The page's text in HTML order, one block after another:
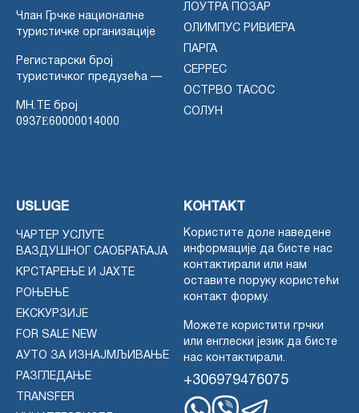
Члан Грчке националне
туристичке организације
Регистарски број
туристичког предузећа —
MH.TE број
0937Ε60000014000
ЛОУТРА ПОЗАР
ОЛИМПУС РИВИЕРА
ПАРГА
СЕРРЕС
ОСТРВО ТАСОС
СОЛУН
USLUGE
ЧАРТЕР УСЛУГЕ
ВАЗДУШНОГ САОБРАЋАЈА
КРСТАРЕЊЕ И ЈАХТЕ
РОЊЕЊЕ
ЕКСКУРЗИЈЕ
FOR SALE NEW
АУТО ЗА ИЗНАЈМЉИВАЊЕ
РАЗГЛЕДАЊЕ
TRANSFER
КОНТАКТ
Користите доле наведене
информације да бисте нас
контактирали или нам
оставите поруку користећи
контакт форму.
Можете користити грчки
или енглески језик да бисте
нас контактирали.
+306979476075